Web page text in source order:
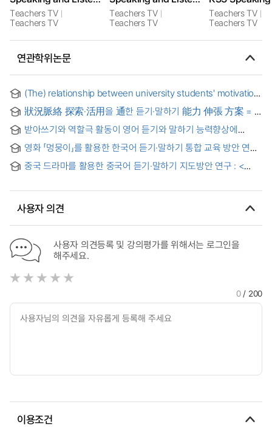
Teachers TV
Teachers TV
Teachers TV
Teachers TV
Teachers TV
Teachers TV
연관학위논문
(The) relationship between university students' motivation
and beliefs on English learning and their achievement in
speaking and listening
狀況脈絡 探索·活用을 通한 듣기·말하기 能力 伸張 方案 = A
Skills through Searching and Applying the Situational
Context
받아쓰기와 역할극 활동이 영어 듣기와 말하기 능력향상에
Plays on the Development of Listening and Speaking
Skills
영화 「멍뭉이」를 활용한 한국어 듣기·말하기 통합 교육 방안 연구
Integrated Korean Listening and Speaking Education
중국 드라마를 활용한 중국어 듣기·말하기 지도방안 연구 : <
사용자 의견
사용자 의견등록 및 강의평가를 위해서는 로그인을
해주세요.
0/ 200
이용조건